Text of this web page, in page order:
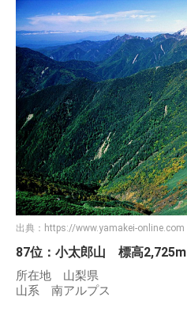
出典： https://www.yamakei-online.com
87位：小太郎山 標高2,725m
所在地 山梨県
山系 南アルプス